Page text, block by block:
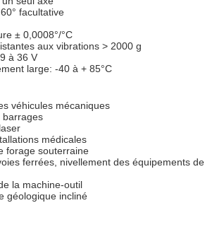
facultative
± 0,0008°/°C
aux vibrations > 2000 g
à 36 V
large: -40 à + 85°C
véhicules mécaniques
barrages
médicales
forage souterraine
ferrées, nivellement des équipements de
la machine-outil
géologique incliné